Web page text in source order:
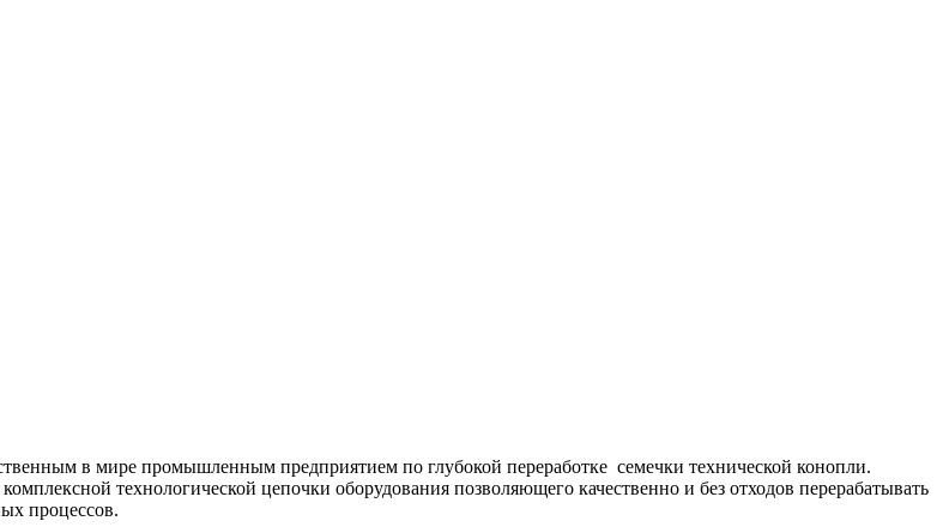
в мире промышленным предприятием по глубокой переработке семечки технической конопли.
технологической цепочки оборудования позволяющего качественно и без отходов перерабатывать
процессов.